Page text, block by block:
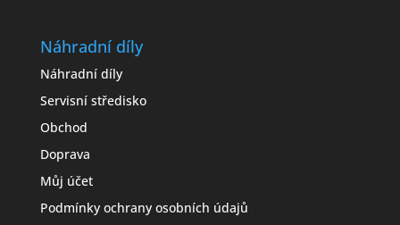
Náhradní díly
Náhradní díly
Servisní středisko
Obchod
Doprava
Můj účet
Podmínky ochrany osobních údajů